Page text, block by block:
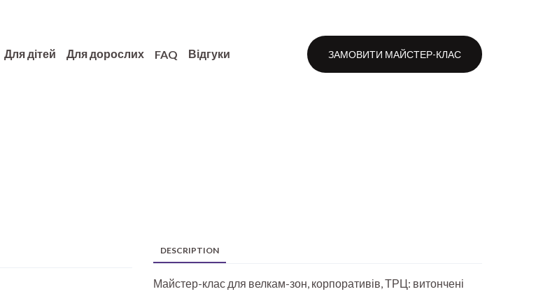
Для дітей Для дорослих FAQ Відгуки ЗАМОВИТИ МАЙСТЕР-КЛАС
DESCRIPTION
Майстер-клас для велкам-зон, корпоративів, ТРЦ: витончені